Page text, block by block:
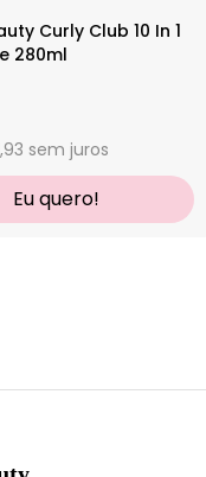
Curly Club 10 In 1
280ml
sem juros
Eu quero!